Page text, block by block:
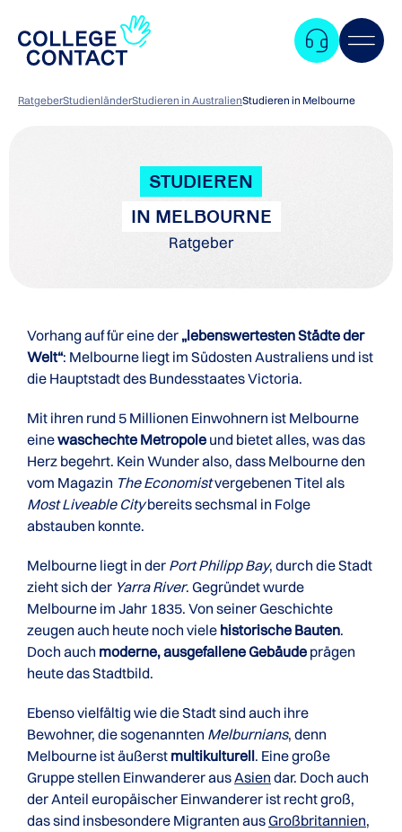
RatgeberStudienländerStudieren in AustralienStudieren in Melbourne
STUDIEREN
IN MELBOURNE
Ratgeber
Vorhang auf für eine der „lebenswertesten Städte der
Welt“: Melbourne liegt im Südosten Australiens und ist
die Hauptstadt des Bundesstaates Victoria.
Mit ihren rund 5 Millionen Einwohnern ist Melbourne
einewaschechte Metropole und bietet alles, was das
Herz begehrt. Kein Wunder also, dass Melbourne den
vom Magazin The Economistvergebenen Titel als
Most Liveable Citybereits sechsmal in Folge
abstauben konnte.
Melbourne liegt in der Port Philipp Bay, durch die Stadt
zieht sich der Yarra River. Gegründet wurde
Melbourne im Jahr 1835. Von seiner Geschichte
zeugen auch heute noch viele historische Bauten.
Doch auch moderne, ausgefallene Gebäude prägen
heute das Stadtbild.
Ebenso vielfältig wie die Stadt sind auch ihre
Bewohner, die sogenannten Melburnians, denn
Melbourne ist äußerst multikulturell. Eine große
Gruppe stellen Einwanderer ausAsien dar. Doch auch
der Anteil europäischer Einwanderer ist recht groß,
das sind insbesondere Migranten ausGroßbritannien,